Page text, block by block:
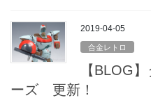
2019-04-05
合金レトロ
【BLOG】タカトク オーガスシリ
ーズ 更新！